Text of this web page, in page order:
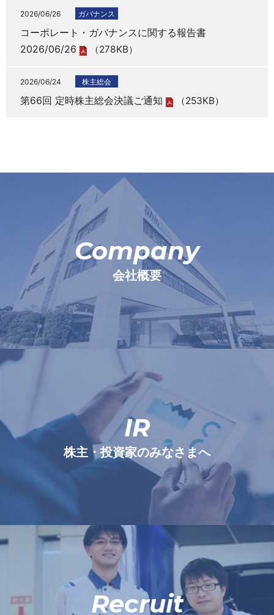
2026/06/26 ガバナンス
コーポレート・ガバナンスに関する報告書
2026/06/26
（278KB）
2026/06/24 株主総会
第66回 定時株主総会決議ご通知 （253KB）
Company
会社概要
IR
株主・投資家のみなさまへ
Recruit